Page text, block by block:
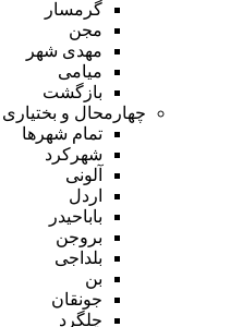
گرمسار
مجن
مهدی شهر
میامی
بازگشت
چهارمحال و بختیاری
تمام شهر‌ها
شهرکرد
آلونی
اردل
باباحیدر
بروجن
بلداجی
بن
جونقان
چلگرد